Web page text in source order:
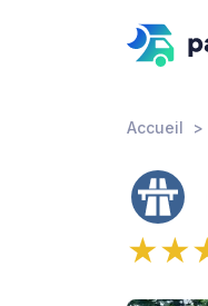
Accueil